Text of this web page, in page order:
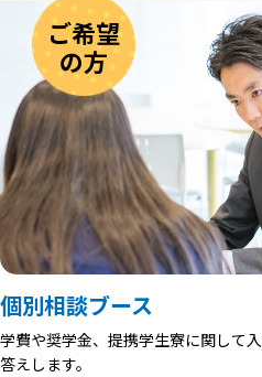
ご希望
の方
個別相談ブース
学費や奨学金、提携学生寮に関して
答えします。